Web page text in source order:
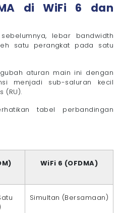
di WiFi 6 dan
lebar bandwidth
satu perangkat pada satu
aturan main ini dengan
menjadi sub-saluran kecil
(RU).
tabel perbandingan
WiFi 6 (OFDMA)
Simultan (Bersamaan)